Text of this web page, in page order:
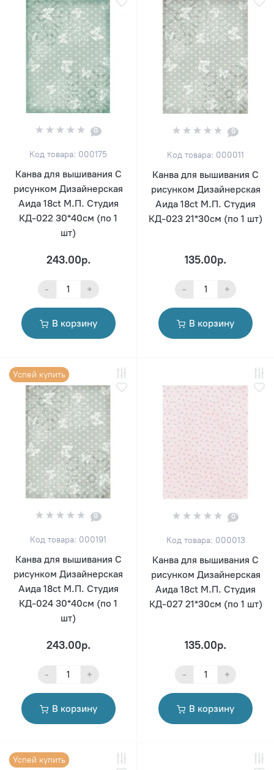
0
Код товара: 000175
Канва для вышивания С
рисунком Дизайнерская
Аида 18ct М.П. Студия
КД-022 30*40см (по 1
шт)
243.00р.
- +
В корзину
0
Код товара: 000011
Канва для вышивания С
рисунком Дизайнерская
Аида 18ct М.П. Студия
КД-023 21*30см (по 1 шт)
135.00р.
- +
В корзину
Успей купить
0
Код товара: 000191
Канва для вышивания С
рисунком Дизайнерская
Аида 18ct М.П. Студия
КД-024 30*40см (по 1
шт)
243.00р.
- +
В корзину
0
Код товара: 000013
Канва для вышивания С
рисунком Дизайнерская
Аида 18ct М.П. Студия
КД-027 21*30см (по 1 шт)
135.00р.
- +
В корзину
Успей купить